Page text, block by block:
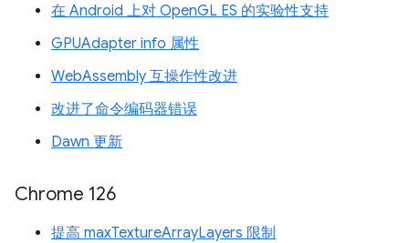
在 Android 上对 OpenGL ES 的实验性支持
GPUAdapter info 属性
WebAssembly 互操作性改进
改进了命令编码器错误
Dawn 更新
Chrome 126
提高 maxTextureArrayLayers 限制